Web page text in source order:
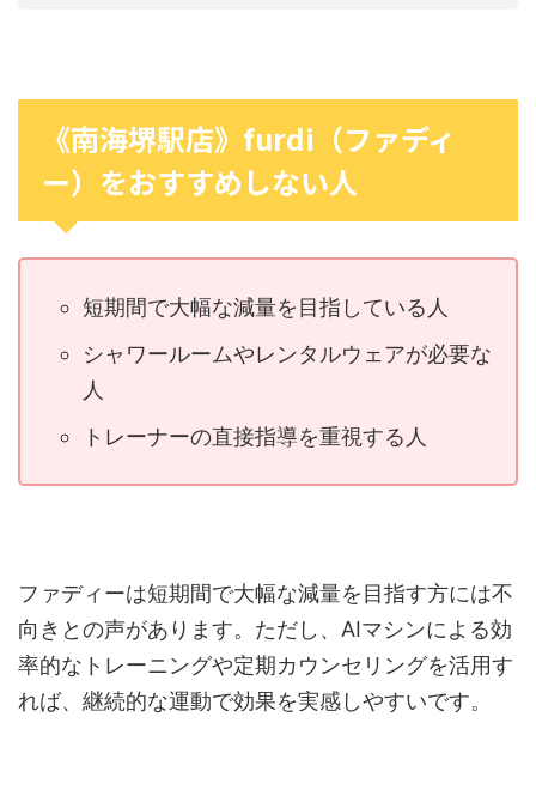
《南海堺駅店》furdi（ファディ
ー）をおすすめしない人
短期間で大幅な減量を目指している人
シャワールームやレンタルウェアが必要な
人
トレーナーの直接指導を重視する人
ファディーは短期間で大幅な減量を目指す方には不
向きとの声があります。ただし、AIマシンによる効
率的なトレーニングや定期カウンセリングを活用す
れば、継続的な運動で効果を実感しやすいです。